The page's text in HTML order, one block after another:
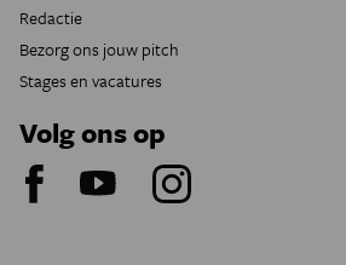
Redactie
Bezorg ons jouw pitch
Stages en vacatures
Volg ons op